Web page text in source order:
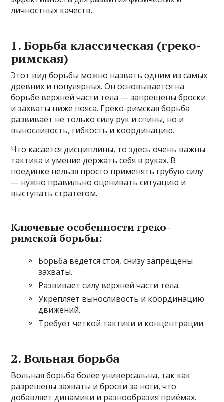
личностных качеств.
1. Борьба классическая (греко-
римская)
Этот вид борьбы можно назвать одним из самых
древних и популярных. Он основывается на
борьбе верхней части тела — запрещены броски
и захваты ниже пояса. Греко-римская борьба
развивает не только силу рук и спины, но и
выносливость, гибкость и координацию.
Что касается дисциплины, то здесь очень важны
тактика и умение держать себя в руках. В
поединке нельзя просто применять грубую силу
— нужно правильно оценивать ситуацию и
выступать стратегом.
Ключевые особенности греко-
римской борьбы:
Борьба ведётся стоя, снизу запрещены
захваты.
Развивает силу верхней части тела.
Укрепляет выносливость и координацию
движений.
Требует четкой тактики и концентрации.
2. Вольная борьба
Вольная борьба более универсальна, так как
разрешены захваты и броски за ноги, что
добавляет динамики и разнообразия приёмах.